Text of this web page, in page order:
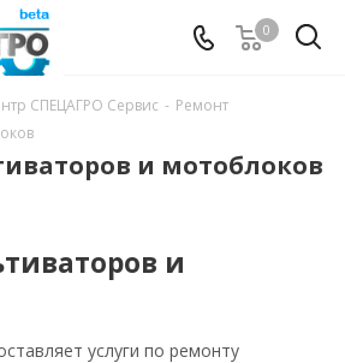
0
СПЕЦАГРО Сервис - Ремонт
и мотоблоков
и
услуги по ремонту